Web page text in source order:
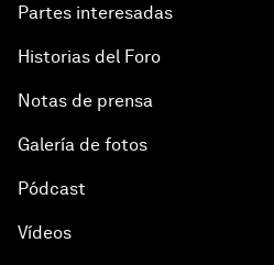
Partes interesadas
Historias del Foro
Notas de prensa
Galería de fotos
Pódcast
Vídeos